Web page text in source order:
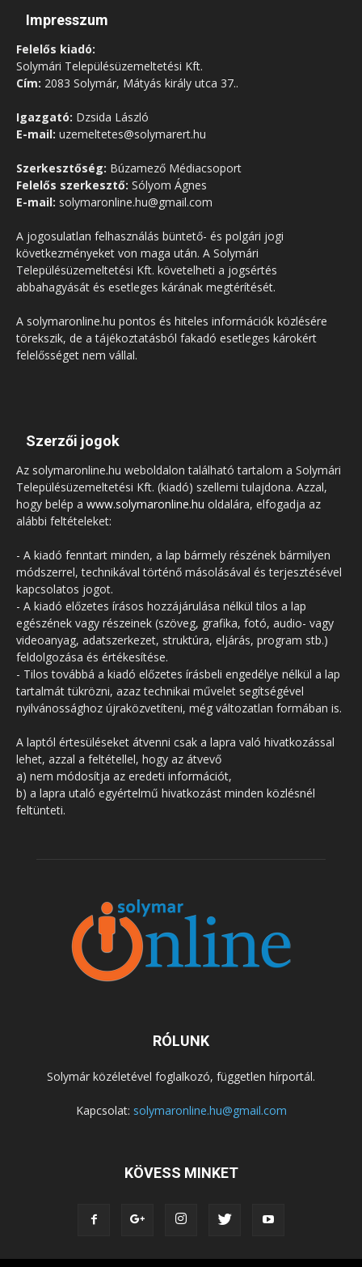
Impresszum
Felelős kiadó:
Solymári Településüzemeltetési Kft.
Cím: 2083 Solymár, Mátyás király utca 37..
Igazgató: Dzsida László
E-mail: uzemeltetes@solymarert.hu
Szerkesztőség: Búzamező Médiacsoport
Felelős szerkesztő: Sólyom Ágnes
E-mail: solymaronline.hu@gmail.com
A jogosulatlan felhasználás büntető- és polgári jogi
következményeket von maga után. A Solymári
Településüzemeltetési Kft. követelheti a jogsértés
abbahagyását és esetleges kárának megtérítését.
A solymaronline.hu pontos és hiteles információk közlésére
törekszik, de a tájékoztatásból fakadó esetleges károkért
felelősséget nem vállal.
Szerzői jogok
Az solymaronline.hu weboldalon található tartalom a Solymári
Településüzemeltetési Kft. (kiadó) szellemi tulajdona. Azzal,
hogy belép a www.solymaronline.hu oldalára, elfogadja az
alábbi feltételeket:
- A kiadó fenntart minden, a lap bármely részének bármilyen
módszerrel, technikával történő másolásával és terjesztésével
kapcsolatos jogot.
- A kiadó előzetes írásos hozzájárulása nélkül tilos a lap
egészének vagy részeinek (szöveg, grafika, fotó, audio- vagy
videoanyag, adatszerkezet, struktúra, eljárás, program stb.)
feldolgozása és értékesítése.
- Tilos továbbá a kiadó előzetes írásbeli engedélye nélkül a lap
tartalmát tükrözni, azaz technikai művelet segítségével
nyilvánossághoz újraközvetíteni, még változatlan formában is.
A laptól értesüléseket átvenni csak a lapra való hivatkozással
lehet, azzal a feltétellel, hogy az átvevő
a) nem módosítja az eredeti információt,
b) a lapra utaló egyértelmű hivatkozást minden közlésnél
feltünteti.
RÓLUNK
Solymár közéletével foglalkozó, független hírportál.
Kapcsolat: solymaronline.hu@gmail.com
KÖVESS MINKET